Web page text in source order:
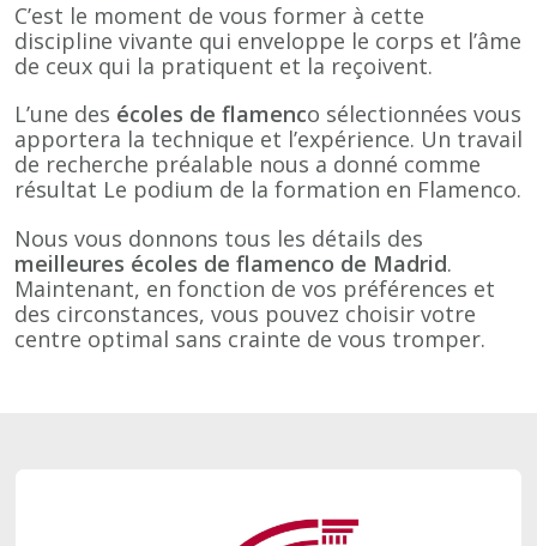
C’est le moment de vous former à cette
discipline vivante qui enveloppe le corps et l’âme
de ceux qui la pratiquent et la reçoivent.
L’une des écoles de flamenco sélectionnées vous
apportera la technique et l’expérience. Un travail
de recherche préalable nous a donné comme
résultat Le podium de la formation en Flamenco.
Nous vous donnons tous les détails des
meilleures écoles de flamenco de Madrid.
Maintenant, en fonction de vos préférences et
des circonstances, vous pouvez choisir votre
centre optimal sans crainte de vous tromper.